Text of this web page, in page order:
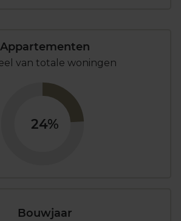
Appartementen
van totale woningen
24%
Bouwjaar